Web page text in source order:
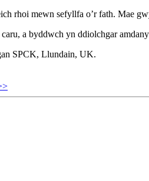
rhoi mewn sefyllfa o’r fath.
a byddwch yn ddiolchgar
SPCK, Llundain, UK.